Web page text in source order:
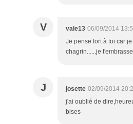
V vale13 06/09/2014
Je pense fort à toi car
chagrin......je t'embrasse
J josette 02/09/2014
j'ai oublié de
bises